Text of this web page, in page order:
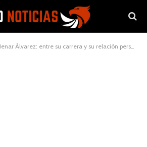
Álvarez: entre su carrera y su relación personal